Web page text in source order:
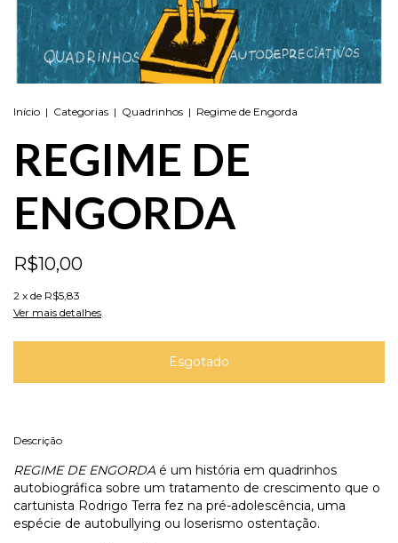
Início | Categorias | Quadrinhos | Regime de Engorda
REGIME DE
ENGORDA
R$10,00
2 x de R$5,83
Ver mais detalhes
Descrição
REGIME DE ENGORDA é um história em quadrinhos
autobiográfica sobre um tratamento de crescimento que o
cartunista Rodrigo Terra fez na pré-adolescência, uma
espécie de autobullying ou loserismo ostentação.